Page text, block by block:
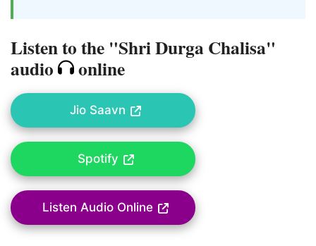
Listen to the "Shri Durga Chalisa"
audio online
Jio Saavn
Spotify
Listen Audio Online